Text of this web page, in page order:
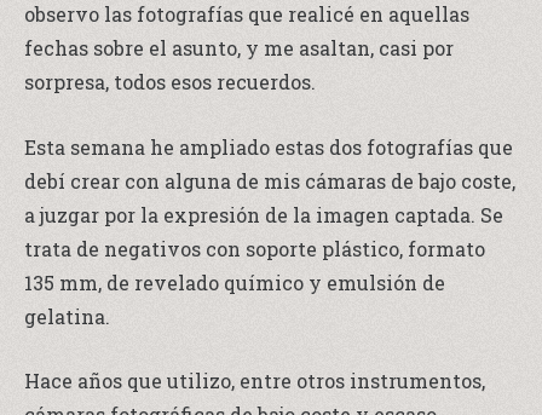
observo las fotografías que realicé en aquellas
fechas sobre el asunto, y me asaltan, casi por
sorpresa, todos esos recuerdos.
Esta semana he ampliado estas dos fotografías que
debí crear con alguna de mis cámaras de bajo coste,
a juzgar por la expresión de la imagen captada. Se
trata de negativos con soporte plástico, formato
135 mm, de revelado químico y emulsión de
gelatina.
Hace años que utilizo, entre otros instrumentos,